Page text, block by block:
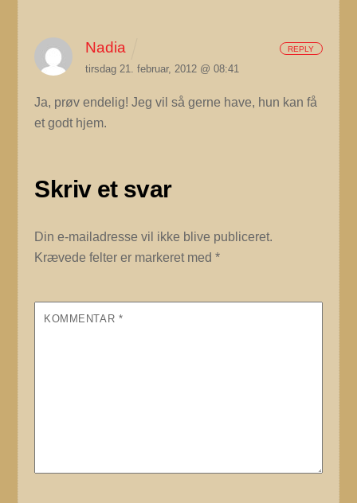
Nadia
tirsdag 21. februar, 2012 @ 08:41
Ja, prøv endelig! Jeg vil så gerne have, hun kan få
et godt hjem.
REPLY
Skriv et svar
Din e-mailadresse vil ikke blive publiceret.
Krævede felter er markeret med*
KOMMENTAR *